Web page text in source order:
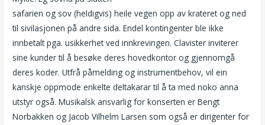
safarien og sov (heldigvis) heile vegen opp av krateret og ned
til sivilasjonen på andre sida. Endel kontingenter ble ikke
innbetalt pga. usikkerhet ved innkrevingen. Clavister inviterer
sine kunder til å besøke deres hovedkontor og gjennomgå
deres koder. Utfrå påmelding og instrumentbehov, vil ein
kanskje oppmode enkelte deltakarar til å ta med noko anna
utstyr også. Musikalsk ansvarlig for konserten er Bengt
Norbakken og Jacob Vilhelm Larsen som også er dirigenter for